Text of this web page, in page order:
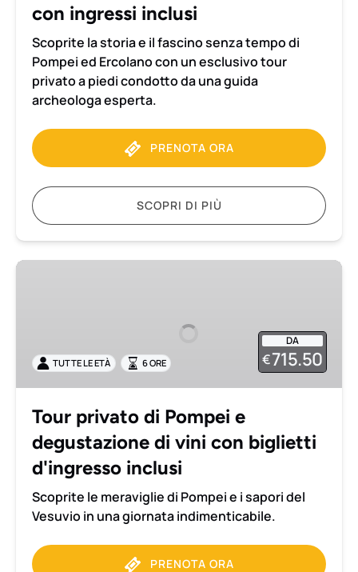
con ingressi inclusi
Scoprite la storia e il fascino senza tempo di
Pompei ed Ercolano con un esclusivo tour
privato a piedi condotto da una guida
archeologa esperta.
PRENOTA ORA
SCOPRI DI PIÙ
Tour
degustazione
di
con
biglietti
d'ingresso
inclusi
DA
€715.50
TUTTE LE ETÀ 6 ORE
Tour privato di Pompei e
degustazione di vini con biglietti
d'ingresso inclusi
Scoprite le meraviglie di Pompei e i sapori del
Vesuvio in una giornata indimenticabile.
PRENOTA ORA